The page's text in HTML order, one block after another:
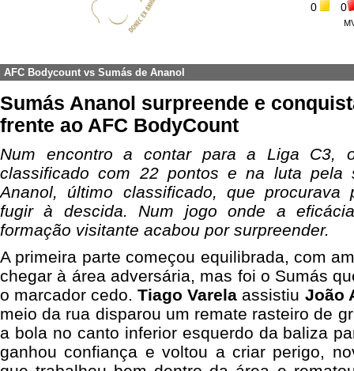
0 0
AFC Bodycount vs Sumás de Ananol
Sumás Ananol surpreende e
frente ao AFC BodyCount
Num encontro a contar para a Liga C3,
classificado com 22 pontos e na luta pela
Ananol, último classificado, que procurava
fugir à descida. Num jogo onde a
formação visitante acabou por surpreender.
A primeira parte começou equilibrada, com
chegar à área adversária, mas foi o Sumás
o marcador cedo.Tiago Varela assistiu João
meio da rua disparou um remate rasteiro de
a bola no canto inferior esquerdo da baliza
ganhou confiança e voltou a criar perigo,